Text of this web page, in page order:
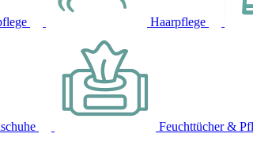
Haarpflege
Feuchttücher &